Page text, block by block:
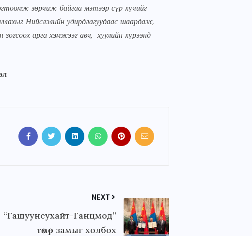
зөрчиж байгаа мэтээр сүр хүчийг
Нийслэлийн удирдлагуудаас шаардаж,
арга хэмжээг авч, хуулийн хүрээнд
NEXT
“Гашуунсухайт-Ганцмод”
төмөр замыг холбох